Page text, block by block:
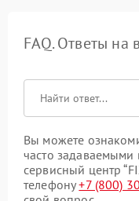
FAQ. Ответы на
Вы можете
часто задаваемыми
сервисный центр
телефону+7 (800)